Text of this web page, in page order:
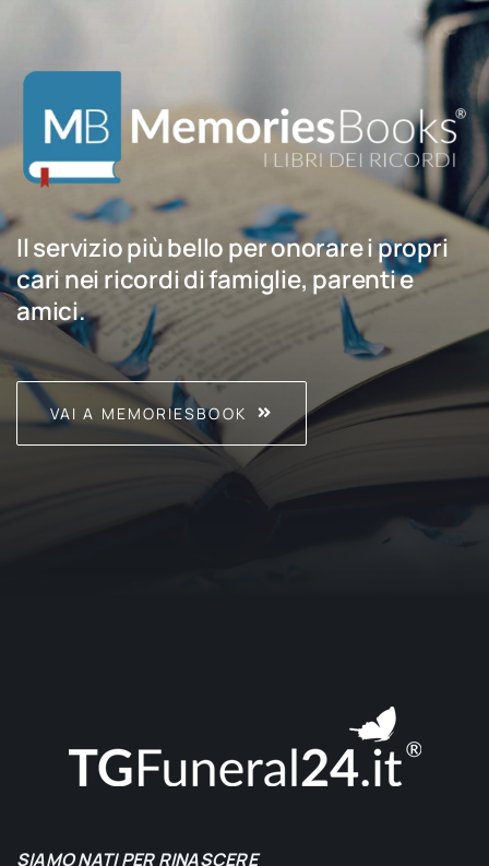
Il servizio più bello per onorare i propri
cari nei ricordi di famiglie, parenti e
amici.
VAI A MEMORIESBOOK
SIAMO NATI PER RINASCERE